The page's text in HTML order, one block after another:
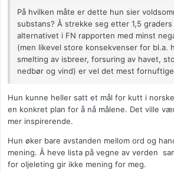
På hvilken måte er dette hun sier
substans? Å strekke seg etter 1,5
alternativet i FN rapporten med minst
(men likevel store konsekvenser for bl.a.
smelting av isbreer, forsuring av havet,
nedbør og vind) er vel det mest
Hun kunne heller satt et mål for kutt i
en konkret plan for å nå målene. Det ville
mer inspirerende.
Hun øker bare avstanden mellom ord og
mening. Å heve lista på vegne av verden
for oljeleting gir ikke mening for meg.